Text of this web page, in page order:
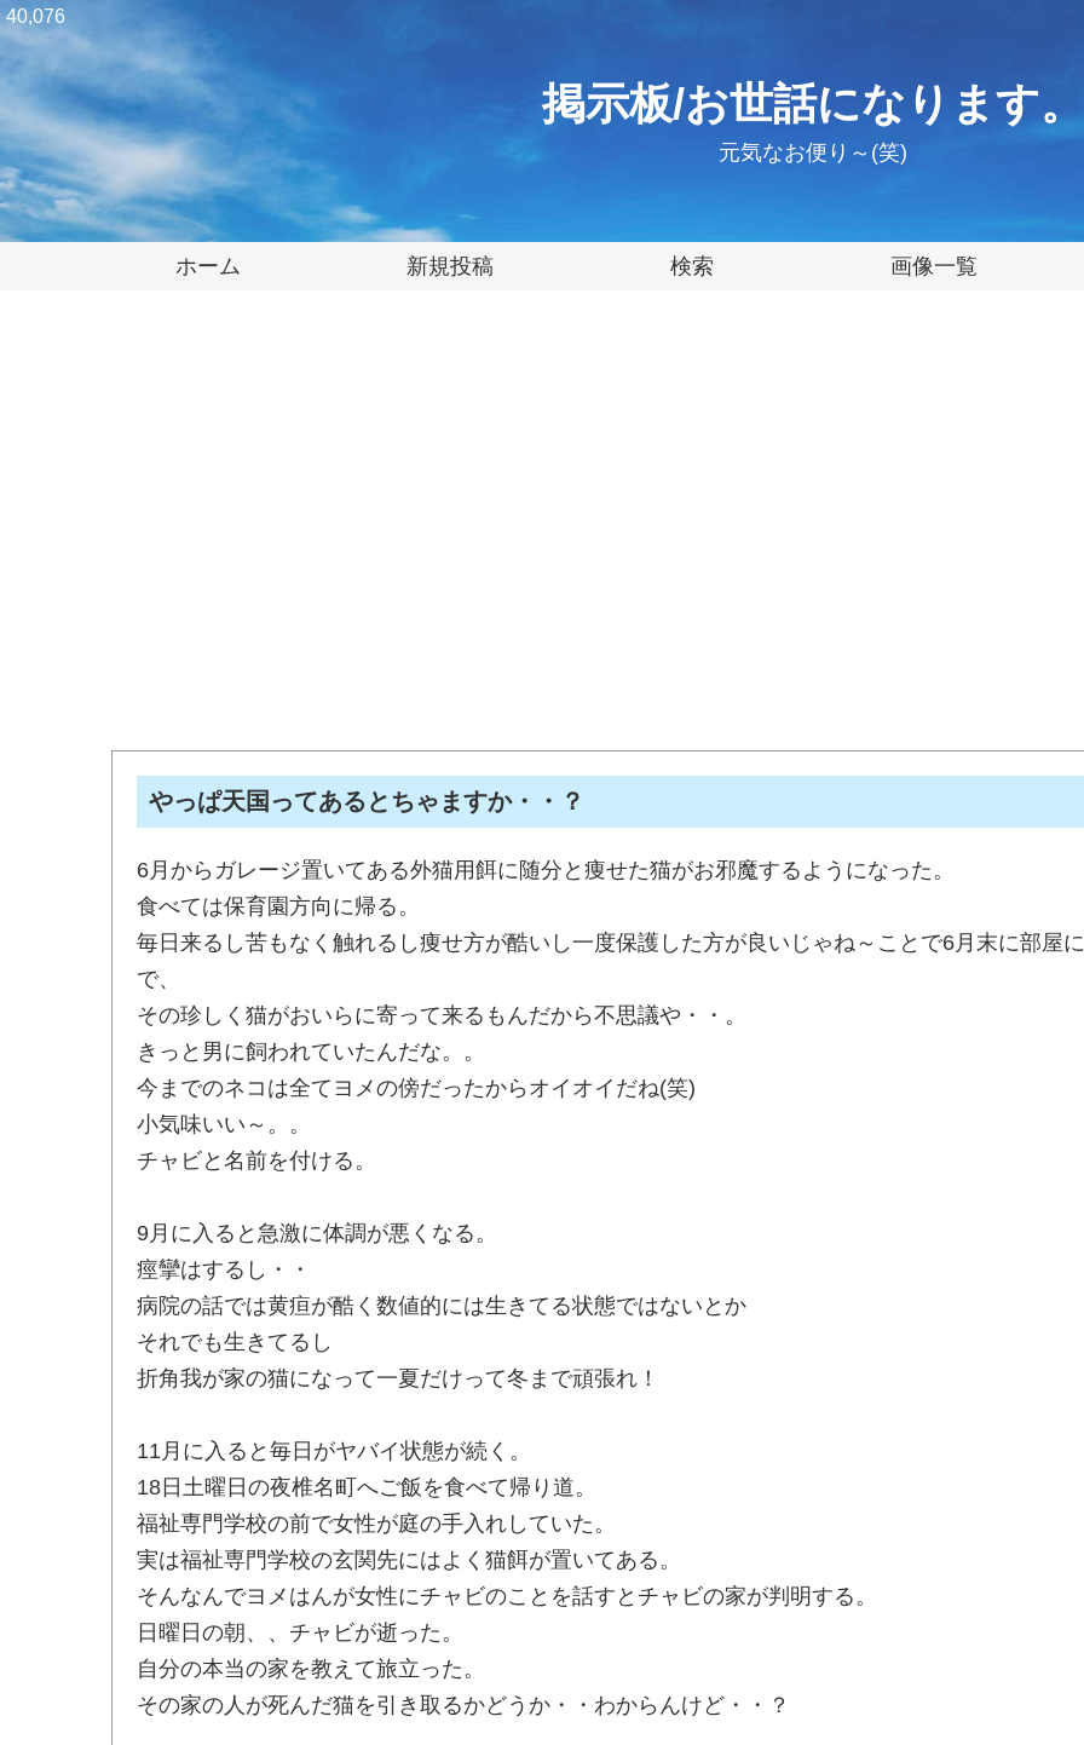
掲示板/お世話になります。
元気なお便り～(笑)
ホーム 新規投稿 検索 画像一覧
40,076
やっぱ天国ってあるとちゃますか・・？
6月からガレージ置いてある外猫用餌に随分と痩せた猫がお邪魔するようになった。
食べては保育園方向に帰る。
毎日来るし苦もなく触れるし痩せ方が酷いし一度保護した方が良いじゃね～ことで6月末に部屋に
で、
その珍しく猫がおいらに寄って来るもんだから不思議や・・。
きっと男に飼われていたんだな。。
今までのネコは全てヨメの傍だったからオイオイだね(笑)
小気味いい～。。
チャビと名前を付ける。
9月に入ると急激に体調が悪くなる。
痙攣はするし・・
病院の話では黄疸が酷く数値的には生きてる状態ではないとか
それでも生きてるし
折角我が家の猫になって一夏だけって冬まで頑張れ！
11月に入ると毎日がヤバイ状態が続く。
18日土曜日の夜椎名町へご飯を食べて帰り道。
福祉専門学校の前で女性が庭の手入れしていた。
実は福祉専門学校の玄関先にはよく猫餌が置いてある。
そんなんでヨメはんが女性にチャビのことを話すとチャビの家が判明する。
日曜日の朝、、チャビが逝った。
自分の本当の家を教えて旅立った。
その家の人が死んだ猫を引き取るかどうか・・わからんけど・・？